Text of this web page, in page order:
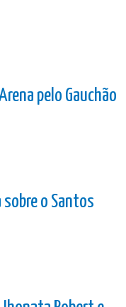
pelo Gauchão
o Santos